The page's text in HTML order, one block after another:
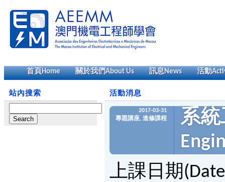
首頁Home 關於我們About Us 訊息News 活動
站內搜索
for:
活動消息
2017-03-31
專題講座, 進修課程
系統
上課日期